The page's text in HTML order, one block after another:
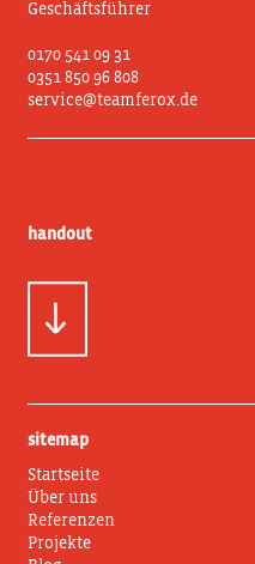
Geschäftsführer
0170 541 09 31
0351 850 96 808
service@teamferox.de
handout
sitemap
Startseite
Über uns
Referenzen
Projekte